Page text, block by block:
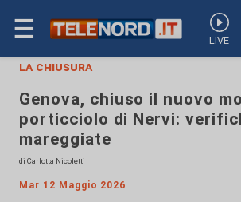
☰ LIVE
la chiusura
Genova, chiuso il nuovo
porticciolo di Nervi:
mareggiate
di Carlotta Nicoletti
Mar 12 Maggio 2026